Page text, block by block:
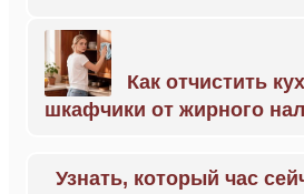
Как отчистить
шкафчики от жирного
Узнать, который час